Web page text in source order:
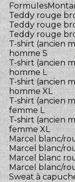
Formules
Teddy rouge
Teddy rouge
Teddy rouge
T-shirt (ancien
homme S
T-shirt (ancien
homme L
T-shirt (ancien
homme XL
T-shirt (ancien
femme L
T-shirt (ancien
femme XL
Marcel blanc/
Marcel blanc/
Marcel blanc
Marcel blanc/
Sweat à